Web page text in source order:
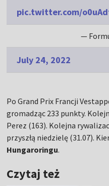
pic.twitter.com/
—
July 24, 2022
Po Grand Prix Francji
gromadząc 233 punkty.
Perez (163). Kolejna
przyszłą niedzielę (31.07).
Hungaroringu.
Czytaj też